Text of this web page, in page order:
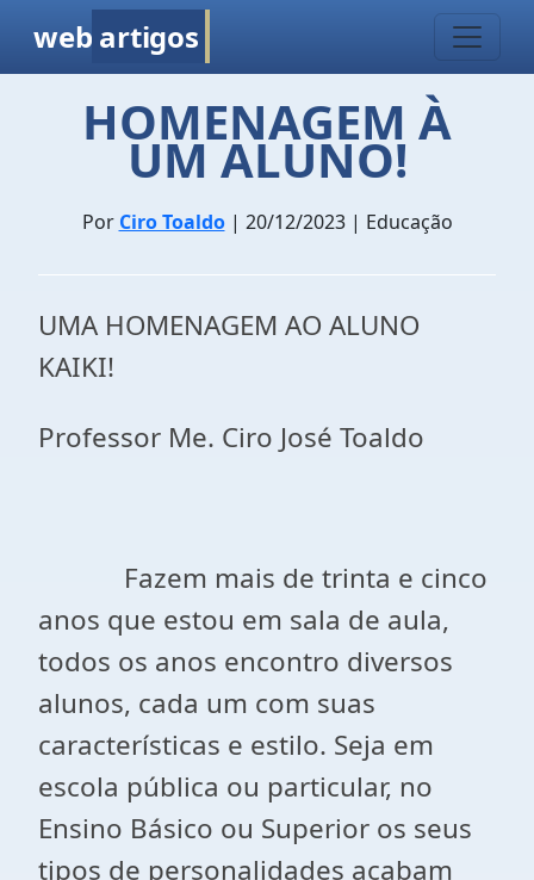
web artigos
HOMENAGEM À
UM ALUNO!
Por Ciro Toaldo| 20/12/2023 | Educação
UMA HOMENAGEM AO ALUNO
KAIKI!
Professor Me. Ciro José Toaldo
Fazem mais de trinta e cinco
anos que estou em sala de aula,
todos os anos encontro diversos
alunos, cada um com suas
características e estilo. Seja em
escola pública ou particular, no
Ensino Básico ou Superior os seus
tipos de personalidades acabam